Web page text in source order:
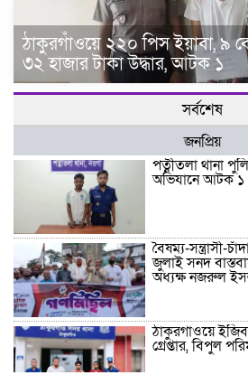
ঠাকুরগাঁওয়ে ২২০ পিস ইয়াবা, ৯
৩২ হাজার টাকা উদ্ধার, আটক ১
সর্বশেষ
জনপ্রিয়
পত্নীতলা থানা
অভিযানে আটক ১
বৈষম্য-সন্ত্রাসী-
জুলাই সনদ
অধ্যক্ষ নজরুল
ঠাকুরগাঁওয়ে
গ্রেপ্তার, বিপুল